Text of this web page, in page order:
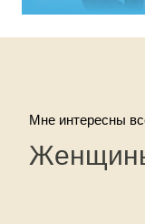
Мне интересны
Женщины